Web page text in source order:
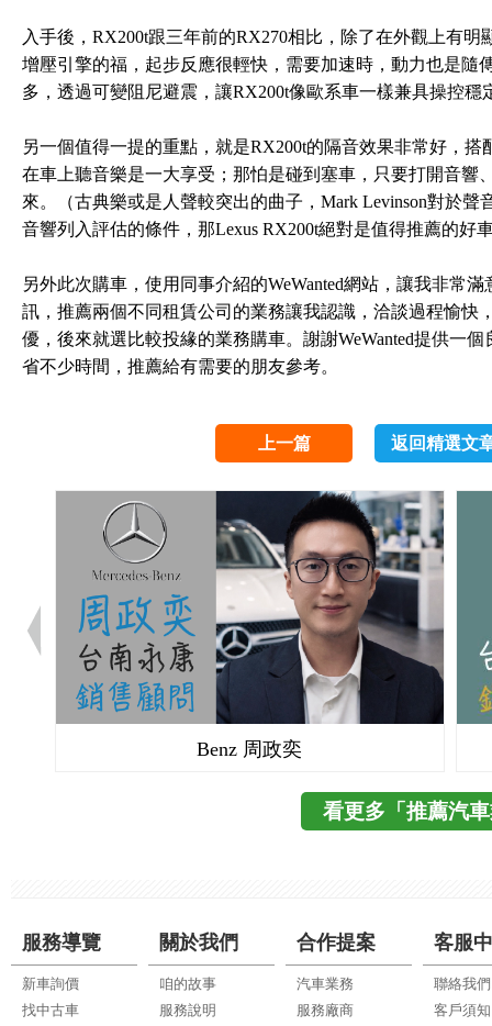
入手後，RX200t跟三年前的RX270相比，除了在外觀上有
增壓引擎的福，起步反應很輕快，需要加速時，動力也是隨
多，透過可變阻尼避震，讓RX200t像歐系車一樣兼具操控穩
另一個值得一提的重點，就是RX200t的隔音效果非常好，搭
在車上聽音樂是一大享受；那怕是碰到塞車，只要打開音響
來。（古典樂或是人聲較突出的曲子，Mark Levinson對於
音響列入評估的條件，那Lexus RX200t絕對是值得推薦的好
另外此次購車，使用同事介紹的WeWanted網站，讓我非常
訊，推薦兩個不同租賃公司的業務讓我認識，洽談過程愉快
優，後來就選比較投緣的業務購車。謝謝WeWanted提供一
省不少時間，推薦給有需要的朋友參考。
上一篇 返回精選文
Volvo 楊曦
看更多「推薦汽
服務導覽
新車詢價
找中古車
關於我們
咱的故事
服務說明
合作提案
汽車業務
服務廠商
客服
聯絡我們
客戶須知